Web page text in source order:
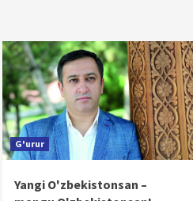
G'urur
Yangi O'zbekistonsan –